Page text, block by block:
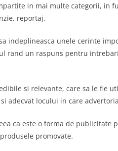
in mai multe categorii, in
reportaj.
indeplineasca unele cerinte
rand un raspuns pentru
si relevante, care sa le fie
adecvat locului in care
ca este o forma de publicitate
promovate.